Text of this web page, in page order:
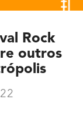
Rock
outros